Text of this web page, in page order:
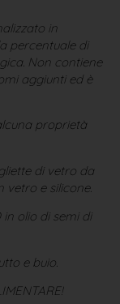
in
percentuale di
Non contiene
aggiunti ed è
proprietà
di vetro da
vetro e silicone.
olio di semi di
e buio.